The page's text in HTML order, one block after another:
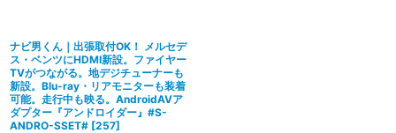
ナビ男くん｜出張取付OK！ メルセデ
ス・ベンツにHDMI新設。ファイヤー
TVがつながる。地デジチューナーも
新設。Blu-ray・リアモニターも装着
可能。走行中も映る。AndroidAVア
ダプター『アンドロイダー』#S-
ANDRO-SSET# [257]